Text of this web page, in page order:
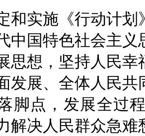
实施《行动计划
中国特色社会主
思想，坚持人民
发展、全体人民
脚点，发展全过
解决人民群众急